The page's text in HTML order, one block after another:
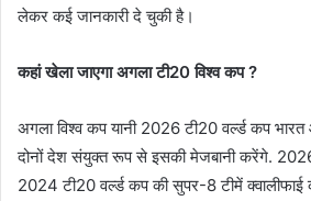
लेकर कई जानकारी दे चुकी है।
कहां खेला जाएगा अगला टी20 विश्व कप ?
अगला विश्व कप यानी 2026 टी20 वर्ल्ड कप
दोनों देश संयुक्त रूप से इसकी मेजबानी करेंगे.
2024 टी20 वर्ल्ड कप की सुपर-8 टीमें क्वालीफाई